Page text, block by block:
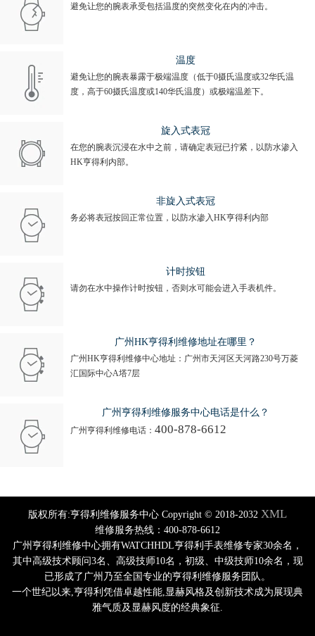
避免让您的腕表承受包括温度的突然变化在内的冲击。
温度
避免让您的腕表暴露于极端温度（低于0摄氏温度或32华氏温
度，高于60摄氏温度或140华氏温度）或极端温差下。
旋入式表冠
在您的腕表沉浸在水中之前，请确定表冠已拧紧，以防水渗入
HK亨得利内部。
非旋入式表冠
务必将表冠按回正常位置，以防水渗入HK亨得利内部
计时按钮
请勿在水中操作计时按钮，否则水可能会进入手表机件。
广州HK亨得利维修地址在哪里？
广州HK亨得利维修中心地址：广州市天河区天河路230号万菱
汇国际中心A塔7层
广州亨得利维修服务中心电话是什么？
广州亨得利维修电话： 400-878-6612
版权所有:亨得利维修服务中心 Copyright © 2018-2032 XML
维修服务热线：400-878-6612
广州亨得利维修中心拥有WATCHHDL亨得利手表维修专家30余名，
其中高级技术顾问3名、高级技师10名，初级、中级技师10余名，现
已形成了广州乃至全国专业的亨得利维修服务团队。
一个世纪以来,亨得利凭借卓越性能,显赫风格及创新技术成为展现典
雅气质及显赫风度的经典象征.